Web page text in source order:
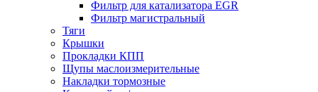
Фильтр для катализатора EGR
Фильтр магистральный
Тяги
Крышки
Прокладки КПП
Щупы маслоизмерительные
Накладки тормозные